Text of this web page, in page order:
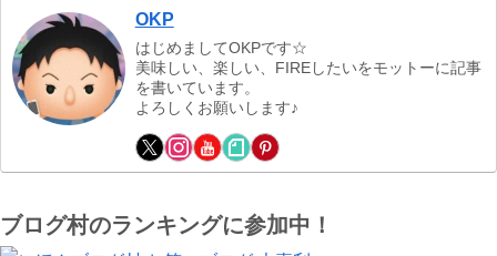
OKP
はじめましてOKPです☆
美味しい、楽しい、FIREしたいをモットーに記事
を書いています。
よろしくお願いします♪
ブログ村のランキングに参加中！